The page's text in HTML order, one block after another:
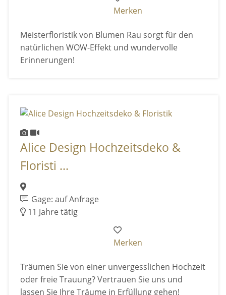
Merken
Meisterfloristik von Blumen Rau sorgt für den
natürlichen WOW-Effekt und wundervolle
Erinnerungen!
Alice Design Hochzeitsdeko &
Floristi ...
Gage: auf Anfrage
11 Jahre tätig
Merken
Träumen Sie von einer unvergesslichen Hochzeit
oder freie Trauung? Vertrauen Sie uns und
lassen Sie Ihre Träume in Erfüllung gehen!